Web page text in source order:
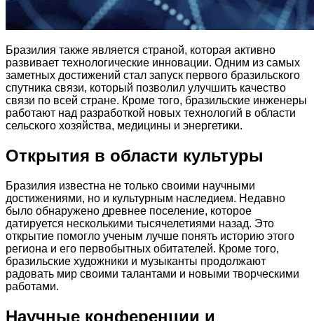
Бразилия также является страной, которая активно
развивает технологические инновации. Одним из самых
заметных достижений стал запуск первого бразильского
спутника связи, который позволил улучшить качество
связи по всей стране. Кроме того, бразильские инженеры
работают над разработкой новых технологий в области
сельского хозяйства, медицины и энергетики.
Открытия в области культуры
Бразилия известна не только своими научными
достижениями, но и культурным наследием. Недавно
было обнаружено древнее поселение, которое
датируется несколькими тысячелетиями назад. Это
открытие помогло ученым лучше понять историю этого
региона и его первобытных обитателей. Кроме того,
бразильские художники и музыканты продолжают
радовать мир своими талантами и новыми творческими
работами.
Научные конференции и